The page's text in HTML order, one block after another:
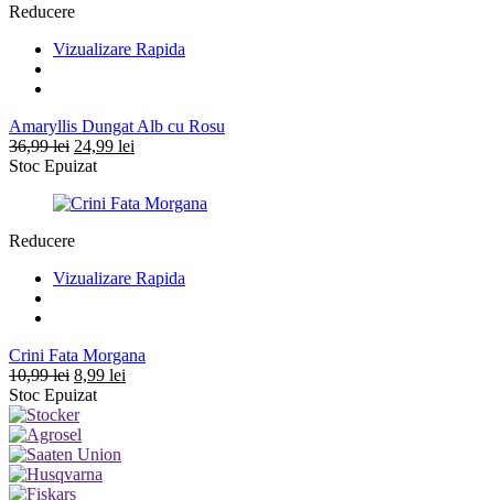
Reducere
Vizualizare Rapida
Amaryllis Dungat Alb cu Rosu
36,99lei Prețul
inițial
fost:
24,99 lei
24,99 lei.
Stoc Epuizat
Reducere
Vizualizare Rapida
Crini Fata Morgana
10,99lei Prețul
inițial
a
fost:
10,99 lei.
8,99 lei
Stoc Epuizat